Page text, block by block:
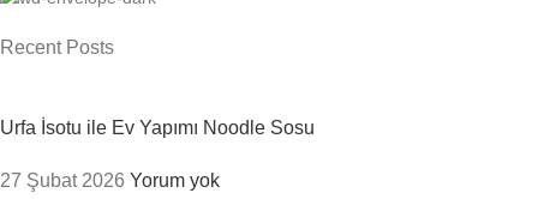
Recent Posts
Urfa İsotu ile Ev Yapımı Noodle Sosu
27 Şubat 2026 Yorum yok